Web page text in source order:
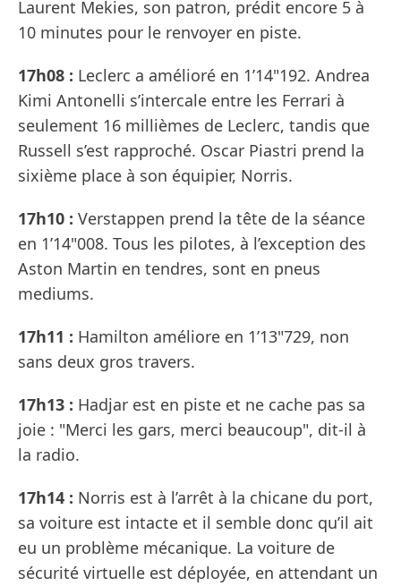
Laurent Mekies, son patron, prédit encore 5 à
10 minutes pour le renvoyer en piste.
17h08 : Leclerc a amélioré en 1’14"192. Andrea
Kimi Antonelli s’intercale entre les Ferrari à
seulement 16 millièmes de Leclerc, tandis que
Russell s’est rapproché. Oscar Piastri prend la
sixième place à son équipier, Norris.
17h10 : Verstappen prend la tête de la séance
en 1’14"008. Tous les pilotes, à l’exception des
Aston Martin en tendres, sont en pneus
mediums.
17h11 : Hamilton améliore en 1’13"729, non
sans deux gros travers.
17h13 : Hadjar est en piste et ne cache pas sa
joie : "Merci les gars, merci beaucoup", dit-il à
la radio.
17h14 : Norris est à l’arrêt à la chicane du port,
sa voiture est intacte et il semble donc qu’il ait
eu un problème mécanique. La voiture de
sécurité virtuelle est déployée, en attendant un